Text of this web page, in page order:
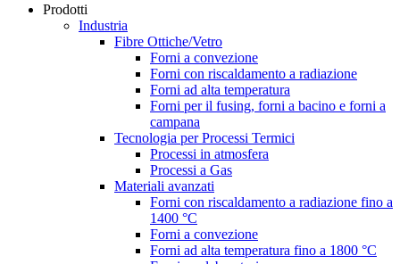
Prodotti
Industria
Fibre Ottiche/Vetro
Forni a convezione
Forni con riscaldamento a radiazione
Forni ad alta temperatura
Forni per il fusing, forni a bacino e forni a
campana
Tecnologia per Processi Termici
Processi in atmosfera
Processi a Gas
Materiali avanzati
Forni con riscaldamento a radiazione fino a
1400 °C
Forni a convezione
Forni ad alta temperatura fino a 1800 °C